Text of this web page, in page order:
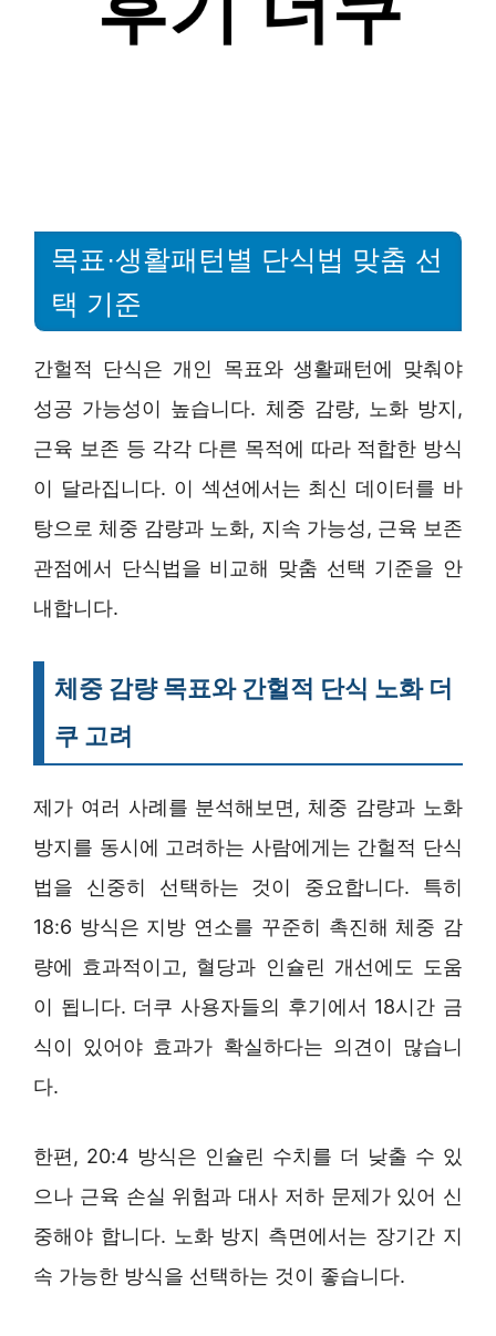
목표·생활패턴별 단식법 맞춤 선
택 기준
간헐적 단식은 개인 목표와 생활패턴에 맞춰야
성공 가능성이 높습니다. 체중 감량, 노화 방지,
근육 보존 등 각각 다른 목적에 따라 적합한 방식
이 달라집니다. 이 섹션에서는 최신 데이터를 바
탕으로 체중 감량과 노화, 지속 가능성, 근육 보존
관점에서 단식법을 비교해 맞춤 선택 기준을 안
내합니다.
체중 감량 목표와 간헐적 단식 노화 더
쿠 고려
제가 여러 사례를 분석해보면, 체중 감량과 노화
방지를 동시에 고려하는 사람에게는 간헐적 단식
법을 신중히 선택하는 것이 중요합니다. 특히
18:6 방식은 지방 연소를 꾸준히 촉진해 체중 감
량에 효과적이고, 혈당과 인슐린 개선에도 도움
이 됩니다. 더쿠 사용자들의 후기에서 18시간 금
식이 있어야 효과가 확실하다는 의견이 많습니
다.
한편, 20:4 방식은 인슐린 수치를 더 낮출 수 있
으나 근육 손실 위험과 대사 저하 문제가 있어 신
중해야 합니다. 노화 방지 측면에서는 장기간 지
속 가능한 방식을 선택하는 것이 좋습니다.